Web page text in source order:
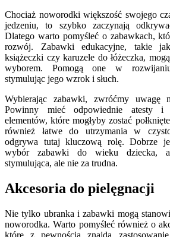
Chociaż noworodki większość swojego
jedzeniu, to szybko zaczynają
Dlatego warto pomyśleć o zabawkach,
rozwój. Zabawki edukacyjne, takie
książeczki czy karuzele do łóżeczka,
wyborem. Pomogą one w
stymulując jego wzrok i słuch.
Wybierając zabawki, zwróćmy uwagę
Powinny mieć odpowiednie atesty i
elementów, które mogłyby zostać
również łatwe do utrzymania w
odgrywa tutaj kluczową rolę. Dobrze
wybór zabawki do wieku dziecka,
stymulująca, ale nie za trudna.
Akcesoria do pielęgnacji
Nie tylko ubranka i zabawki mogą
noworodka. Warto pomyśleć również o